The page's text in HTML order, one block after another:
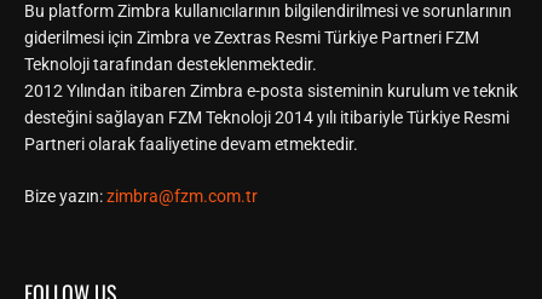
Bu platform Zimbra kullanıcılarının bilgilendirilmesi ve sorunlarının
giderilmesi için Zimbra ve Zextras Resmi Türkiye Partneri FZM
Teknoloji tarafından desteklenmektedir.
2012 Yılından itibaren Zimbra e-posta sisteminin kurulum ve teknik
desteğini sağlayan FZM Teknoloji 2014 yılı itibariyle Türkiye Resmi
Partneri olarak faaliyetine devam etmektedir.
Bize yazın:zimbra@fzm.com.tr